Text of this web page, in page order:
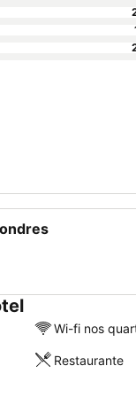
Wi-fi nos
Restaurante